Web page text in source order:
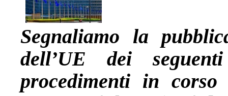
Segnaliamo la
dell’UE dei
procedimenti in